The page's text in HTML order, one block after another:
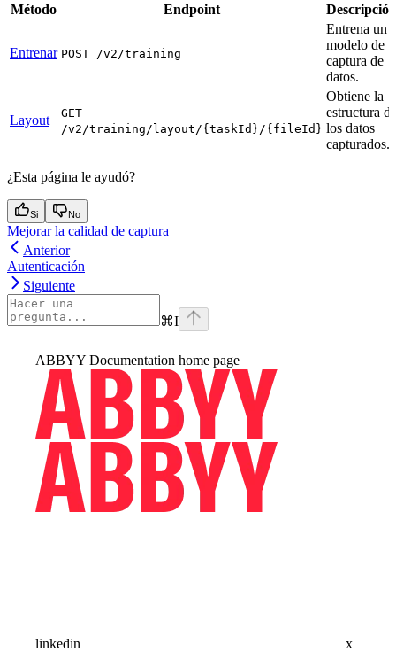
Método Endpoint Descripción
Entrenar POST /v2/training
Entrena un
modelo de
captura de
datos.
Layout
GET
/v2/training/layout/{taskId}/{fileId}
Obtiene la
estructura de
los datos
capturados.
¿Esta página le ayudó?
Si No
Mejorar la calidad de captura
Anterior
Autenticación
Siguiente
⌘I
ABBYY Documentation home page
linkedin x